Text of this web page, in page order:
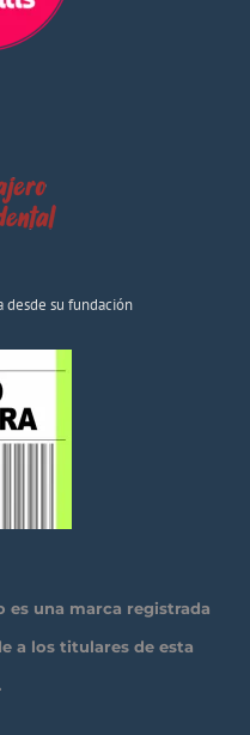
desde su fundación
es una marca registrada
a los titulares de esta